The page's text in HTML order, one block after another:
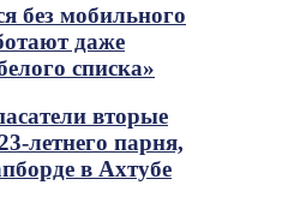
без мобильного
даже
списка»
вторые
летнего парня,
в Ахтубе